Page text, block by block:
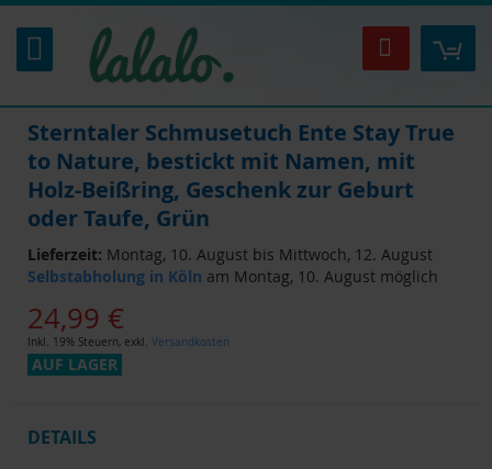
Inhalt
springen
Suche
Sterntaler Schmusetuch Ente Stay True
to Nature, bestickt mit Namen, mit
Holz-Beißring, Geschenk zur Geburt
oder Taufe, Grün
Lieferzeit: Montag, 10. August bis Mittwoch, 12. August
Selbstabholung in Köln am Montag, 10. August möglich
24,99 €
Inkl. 19% Steuern, exkl. Versandkosten
AUF LAGER
DETAILS